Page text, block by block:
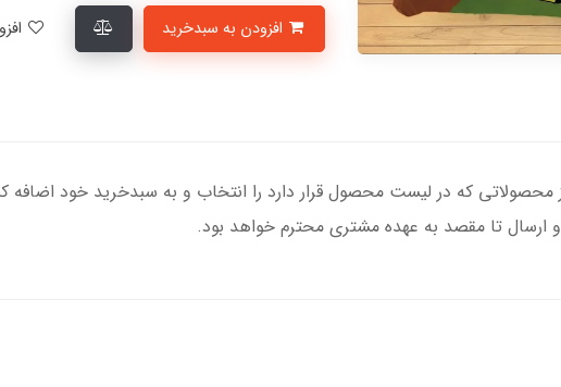
و ارسال تا مقصد به عهده مشتری محترم خواهد بود.